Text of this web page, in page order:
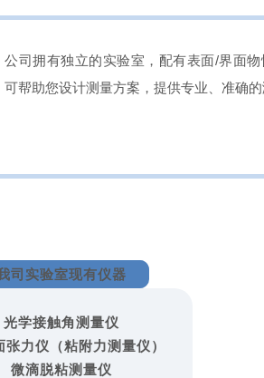
司拥有独立的实验室，配有表面/界面
帮助您设计测量方案，提供专业、准确
司实验室现有仪器
光学接触角测量仪
张力仪 （粘附力测量仪）
微滴脱粘测量仪